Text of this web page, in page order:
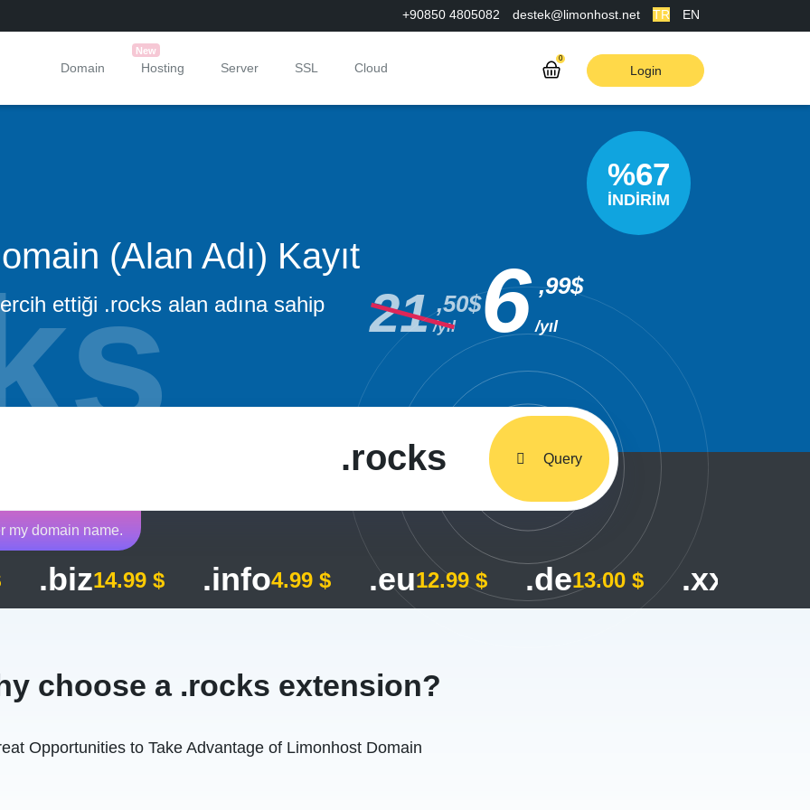
+90850 4805082 destek@limonhost.net TR EN
Domain
New
Hosting Server SSL Cloud
0
Login
(Alan Adı) Kayıt
ettiği .rocks alan adına sahip
21 ,50$
/yıl 6 ,99$
/yıl
%67
İNDİRİM
Query
rocks
my domain name.
.biz14.99 $ .info4.99 $ .eu12.99 $ .de13.00 $ .xxx
choose a .rocks extension?
Opportunities to Take Advantage of Limonhost Domain